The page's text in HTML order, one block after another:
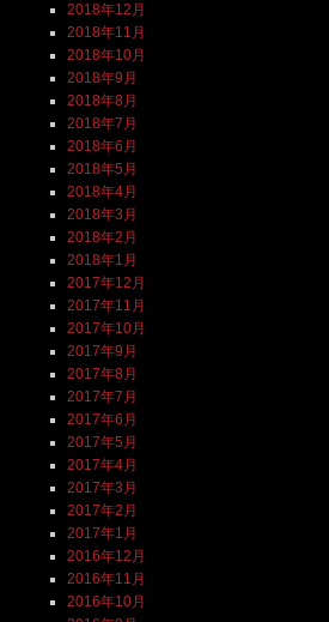
2018年12月
2018年11月
2018年10月
2018年9月
2018年8月
2018年7月
2018年6月
2018年5月
2018年4月
2018年3月
2018年2月
2018年1月
2017年12月
2017年11月
2017年10月
2017年9月
2017年8月
2017年7月
2017年6月
2017年5月
2017年4月
2017年3月
2017年2月
2017年1月
2016年12月
2016年11月
2016年10月